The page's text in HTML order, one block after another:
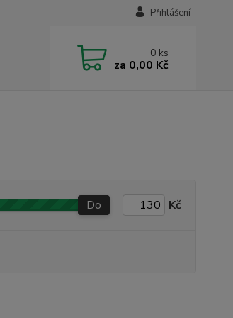
Přihlášení
0 ks
za 0,00 Kč
Do Kč